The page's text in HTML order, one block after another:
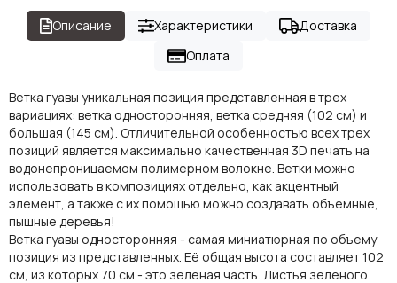
Описание Характеристики
Доставка
Оплата
Ветка гуавы уникальная позиция представленная в трех
вариациях: ветка односторонняя, ветка средняя (102 см) и
большая (145 см). Отличительной особенностью всех трех
позиций является максимально качественная 3D печать на
водонепроницаемом полимерном волокне. Ветки можно
использовать в композициях отдельно, как акцентный
элемент, а также с их помощью можно создавать объемные,
пышные деревья!
Ветка гуавы односторонняя - самая миниатюрная по объему
позиция из представленных. Её общая высота составляет 102
см, из которых 70 см - это зеленая часть. Листья зеленого